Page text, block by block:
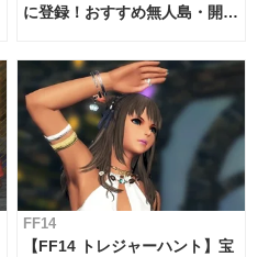
に登録！おすすめ無人島・開拓
FF14
【FF14 トレジャーハント】宝